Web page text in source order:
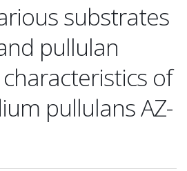
substrates
pullulan
of
pullulans AZ-